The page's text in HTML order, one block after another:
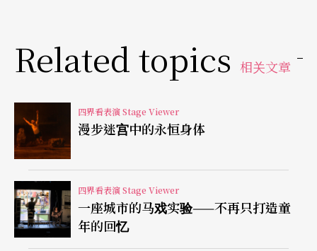
冤冤相报的血案画下了句点。这一连串的家族斗争
不仅质疑了神意的无上价值，也体现了城邦制度的
转变：人类从血债血还的原始状态正式迈向民主法
治的文明社会。
米洛．劳和凡．霍夫分别采用不同悲剧家的版本，
重探这部峰回路转的史诗神话。前者选取埃氏的三
部曲（注1） ，而后者则融合尤氏的两部剧作。尽管
剧情大同小异，但这两位希腊悲剧家的风格却截然
Related topics 相关文章
四界看表演 Stage Viewer
漫步迷宫中的永恒身体
四界看表演 Stage Viewer
一座城市的马戏实验——不再只打造童
年的回忆